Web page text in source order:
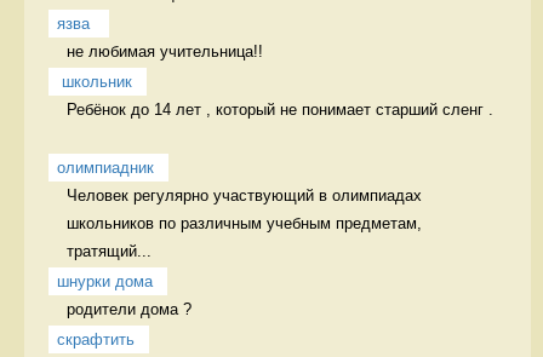
язва
не любимая учительница!!
школьник
Ребёнок до 14 лет , который не понимает старший сленг .
олимпиадник
Человек регулярно участвующий в олимпиадах
школьников по различным учебным предметам,
тратящий...
шнурки дома
родители дома ?
скрафтить